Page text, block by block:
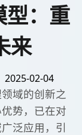
型：重
来
2025-02-04
域的创新之
势，已在对
泛应用，引